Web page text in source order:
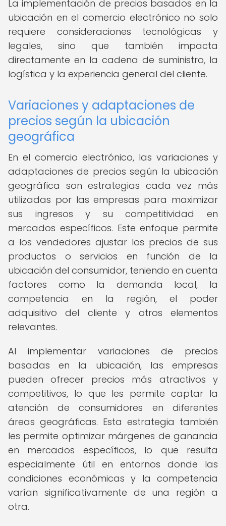
La implementación de precios basados en la
ubicación en el comercio electrónico no solo
requiere consideraciones tecnológicas y
legales, sino que también impacta
directamente en la cadena de suministro, la
logística y la experiencia general del cliente.
Variaciones y adaptaciones de
precios según la ubicación
geográfica
En el comercio electrónico, las variaciones y
adaptaciones de precios según la ubicación
geográfica son estrategias cada vez más
utilizadas por las empresas para maximizar
sus ingresos y su competitividad en
mercados específicos. Este enfoque permite
a los vendedores ajustar los precios de sus
productos o servicios en función de la
ubicación del consumidor, teniendo en cuenta
factores como la demanda local, la
competencia en la región, el poder
adquisitivo del cliente y otros elementos
relevantes.
Al implementar variaciones de precios
basadas en la ubicación, las empresas
pueden ofrecer precios más atractivos y
competitivos, lo que les permite captar la
atención de consumidores en diferentes
áreas geográficas. Esta estrategia también
les permite optimizar márgenes de ganancia
en mercados específicos, lo que resulta
especialmente útil en entornos donde las
condiciones económicas y la competencia
varían significativamente de una región a
otra.